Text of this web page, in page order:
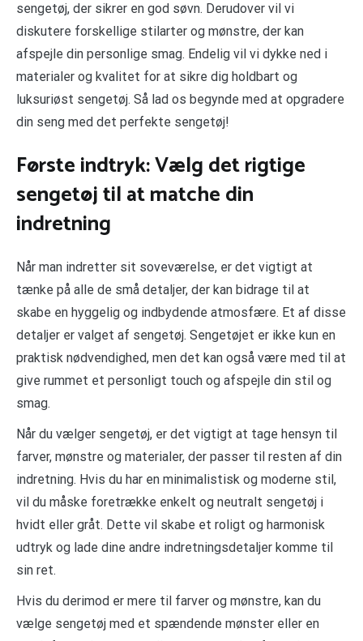
sengetøj, der sikrer en god søvn. Derudover vil vi
diskutere forskellige stilarter og mønstre, der kan
afspejle din personlige smag. Endelig vil vi dykke ned i
materialer og kvalitet for at sikre dig holdbart og
luksuriøst sengetøj. Så lad os begynde med at opgradere
din seng med det perfekte sengetøj!
Første indtryk: Vælg det rigtige
sengetøj til at matche din
indretning
Når man indretter sit soveværelse, er det vigtigt at
tænke på alle de små detaljer, der kan bidrage til at
skabe en hyggelig og indbydende atmosfære. Et af disse
detaljer er valget af sengetøj. Sengetøjet er ikke kun en
praktisk nødvendighed, men det kan også være med til at
give rummet et personligt touch og afspejle din stil og
smag.
Når du vælger sengetøj, er det vigtigt at tage hensyn til
farver, mønstre og materialer, der passer til resten af din
indretning. Hvis du har en minimalistisk og moderne stil,
vil du måske foretrække enkelt og neutralt sengetøj i
hvidt eller gråt. Dette vil skabe et roligt og harmonisk
udtryk og lade dine andre indretningsdetaljer komme til
sin ret.
Hvis du derimod er mere til farver og mønstre, kan du
vælge sengetøj med et spændende mønster eller en